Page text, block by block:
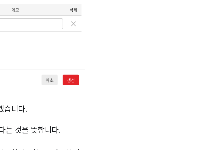
습니다.
는 것을 뜻합니다.